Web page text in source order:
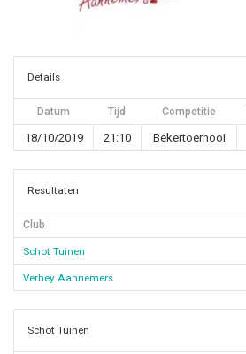
Details
Datum Tijd Competitie
18/10/2019 21:10 Bekertoernooi
Resultaten
Club
Schot Tuinen
Verhey Aannemers
Schot Tuinen